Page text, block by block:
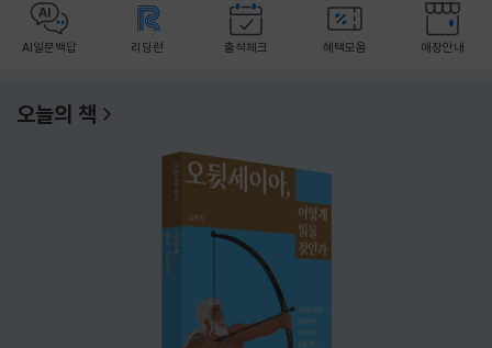
AI일문백답 리딩런 출석체크 혜택모음 매장안내
오늘의 책